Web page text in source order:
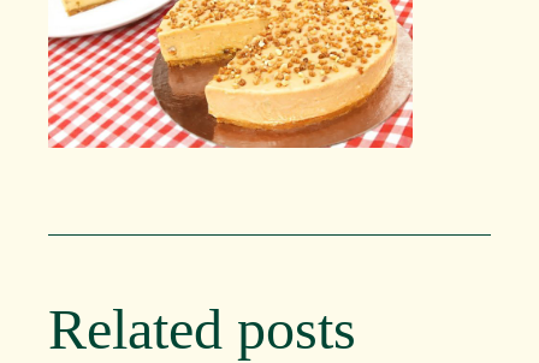
Related posts